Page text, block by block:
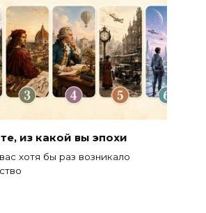
из какой вы эпохи
хотя бы раз возникало